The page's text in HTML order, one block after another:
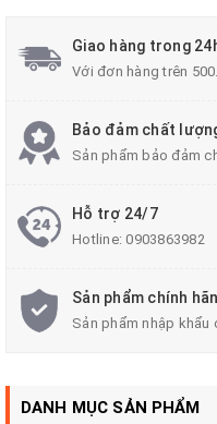
Tại sao phải
Lý do nên chọn
Hyundai Starex
– Mút ghế bị xẹp sẽ được
Giao hàng trong
Với đơn hàng trên
Bảo đảm chất
Sản phẩm bảo đảm
Hỗ trợ 24/7
Hotline:0903863982
Sản phẩm chính
Sản phẩm nhập khẩu
DANH MỤC SẢN PHẨM